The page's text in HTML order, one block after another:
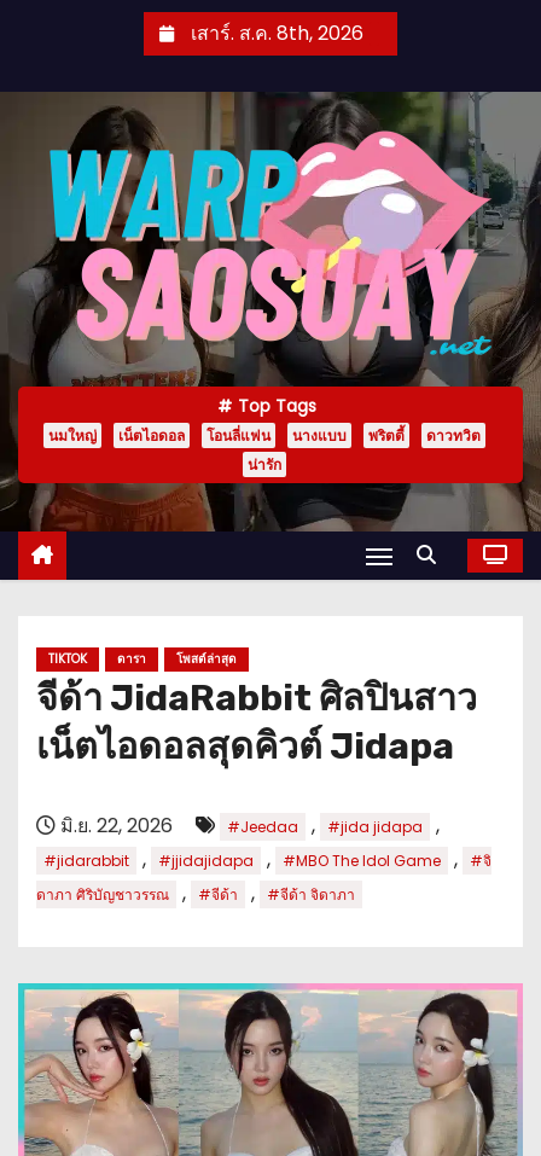
e
เสาร์. ส.ค. 8th, 2026
Top Tags
นมใหญ่ เน็ตไอดอล โอนลี่แฟน นางแบบ พริตตี้
ดาวทวิต
น่ารัก
TIKTOK ดารา โพสต์ล่าสุด
จีด้า JidaRabbit ศิลปินสาว
เน็ตไอดอลสุดคิวต์ Jidapa
มิ.ย. 22, 2026 #Jeedaa , #jida jidapa ,
#jidarabbit , #jjidajidapa , #MBO The Idol Game ,
#จิ
ดาภา ศิริบัญชาวรรณ
, #จีด้า , #จีด้า จิดาภา